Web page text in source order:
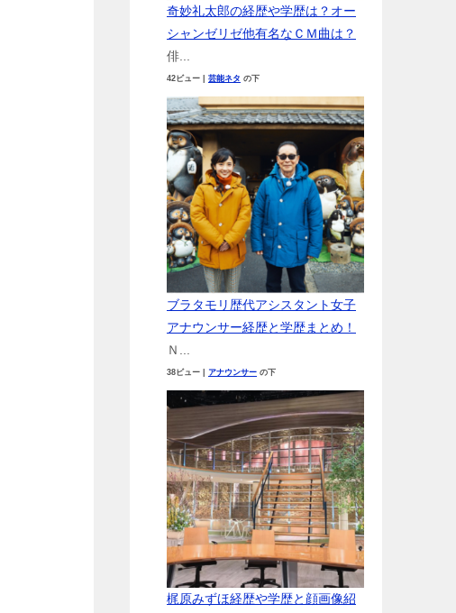
奇妙礼太郎の経歴や学歴は？オー
シャンゼリゼ他有名なＣＭ曲は？
俳...
42ビュー 芸能ネタ の下
ブラタモリ歴代アシスタント女子
アナウンサー経歴と学歴まとめ！
Ｎ...
38ビュー アナウンサー の下
梶原みずほ経歴や学歴と顔画像紹